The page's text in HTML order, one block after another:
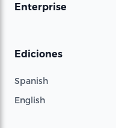
Enterprise
Ediciones
Spanish
English